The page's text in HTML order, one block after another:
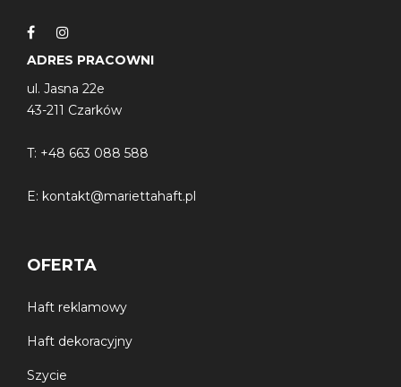
ADRES PRACOWNI
ul. Jasna 22e
43-211 Czarków
T: +48 663 088 588
E: kontakt@mariettahaft.pl
OFERTA
Haft reklamowy
Haft dekoracyjny
Szycie